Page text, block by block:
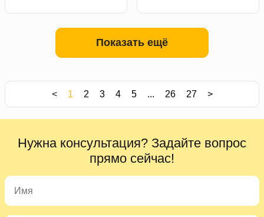
Показать ещё
< 1 2 3 4 5 ... 26 27 >
Нужна консультация? Задайте вопрос
прямо сейчас!